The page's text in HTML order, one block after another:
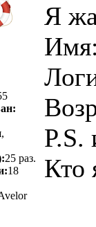
25 раз.
18
Я
P.S.
Кто